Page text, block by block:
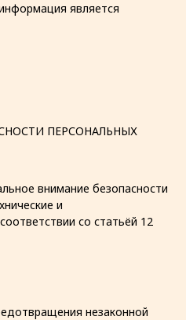
является
ПЕРСОНАЛЬНЫХ
внимание безопасности
и
со статьёй 12
незаконной